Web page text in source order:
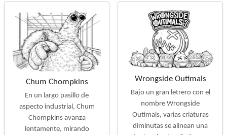
Chum Chompkins
En un largo pasillo de
aspecto industrial, Chum
Chompkins avanza
lentamente, mirando
Wrongside Outimals
Bajo un gran letrero con el
nombre Wrongside
Outimals, varias criaturas
diminutas se alinean una